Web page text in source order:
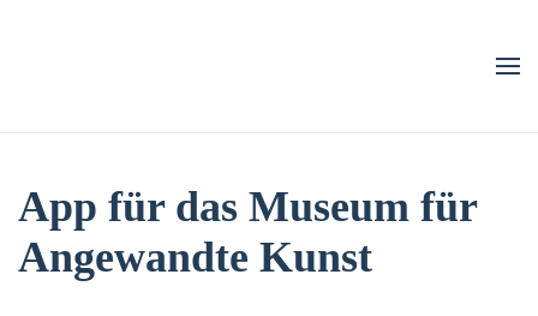
App für das Museum für
Angewandte Kunst